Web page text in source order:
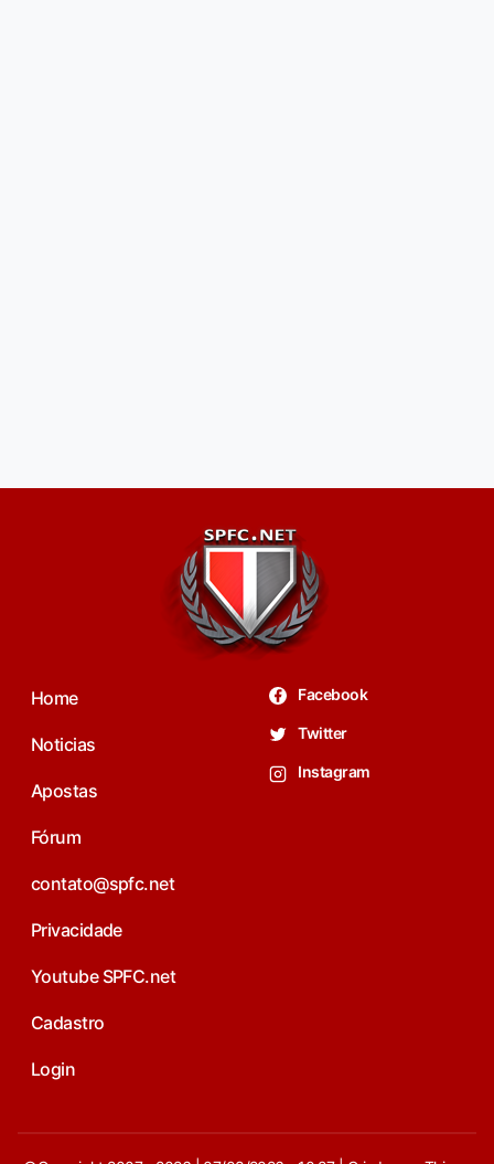
Home
Noticias
Apostas
Fórum
contato@spfc.net
Privacidade
Youtube SPFC.net
Cadastro
Login
Facebook
Twitter
Instagram